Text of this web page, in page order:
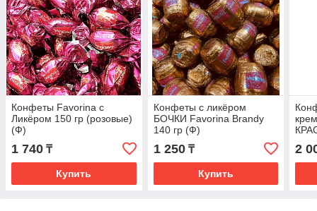
Конфеты Favorina с
Ликёром 150 гр (розовые)
(Ф)
1 740 ₸
Купить
Конфеты с ликёром
БОЧКИ Favorina Brandy
140 гр (Ф)
1 250₸
Купить
2